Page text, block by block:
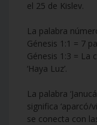
el 25 de Kislev.
La palabra
Génesis 1:1 = 7
Génesis 1:3 = La
‘Haya Luz’.
La palabra
significa ‘aparcó/
se conecta con